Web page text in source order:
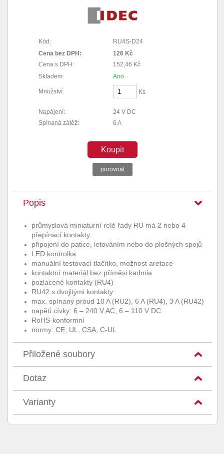
Kód:
RU4S-D24
Cena bez DPH:
126 Kč
Cena s DPH:
152,46 Kč
Skladem:
Ano
Množství: Ks
Napájení:
24 V DC
Spínaná zátěž:
6 A
Koupit
porovnat
Popis
průmyslová miniaturní relé řady RU má 2 nebo 4
přepínací kontakty
připojení do patice, letováním nebo do plošných spojů
LED kontrolka
manuální testovací tlačítko, možnost aretace
kontaktní materiál bez příměsi kadmia
pozlacené kontakty (RU4)
RU42 s dvojitými kontakty
max. spínaný proud 10 A (RU2), 6 A (RU4), 3 A (RU42)
napětí cívky: 6 – 240 V AC, 6 – 110 V DC
RoHS-konformní
normy: CE, UL, CSA, C-UL
Přiložené soubory
Dotaz
Varianty